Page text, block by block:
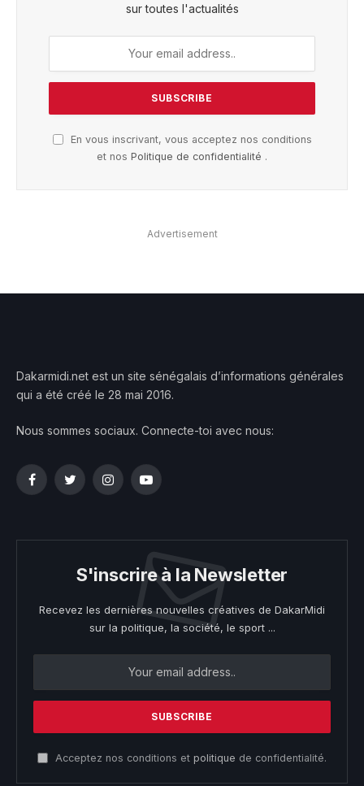
sur toutes l'actualités
En vous inscrivant, vous acceptez nos conditions
et nos Politique de confidentialité .
Advertisement
Dakarmidi.net est un site sénégalais d’informations générales
qui a été créé le 28 mai 2016.
Nous sommes sociaux. Connecte-toi avec nous:
FacebookTwitterInstagramYouTube
S'inscrire à la Newsletter
Recevez les dernières nouvelles créatives de DakarMidi
sur la politique, la société, le sport ...
Acceptez nos conditions et politique de confidentialité.